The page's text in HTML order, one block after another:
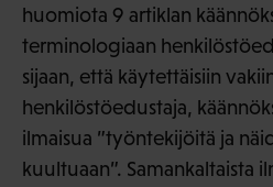
huomiota 9 artiklan
terminologiaan
sijaan, että käytettäisiin
henkilöstöedustaja,
ilmaisua ”työntekijöitä ja
kuultuaan”. Samankaltaista